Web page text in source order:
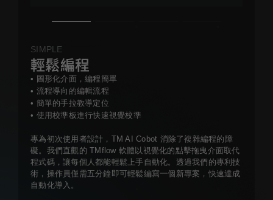
SIMPLE
輕鬆編程
• 圖形化介面，編程簡單
• 流程導向的編輯流程
• 簡單的手拉教導定位
• 使用校準板進行快速視覺校準
專為初次使用者設計，TM AI Cobot 消除了複雜編程的障
礙。我們直觀的 TMflow 軟體以視覺化的點擊拖曳介面取代
程式碼，讓每個人都能輕鬆上手自動化。透過我們的專利技
術，操作員僅需五分鐘即可輕鬆編寫一個新專案，快速達成
自動化導入。